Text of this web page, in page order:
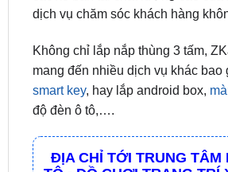
Không chỉ lắp nắp thùng 3 tấm,
smart key, hay lắp android box,
độ đèn ô tô,….
ĐỊA CHỈ TỚI TRUNG TÂM
TÔ - ĐỒ CHƠI TRANG TRÍ